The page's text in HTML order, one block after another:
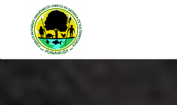
OBSERVATORIO